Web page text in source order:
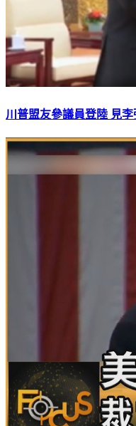
川普盟友參議員登陸 見